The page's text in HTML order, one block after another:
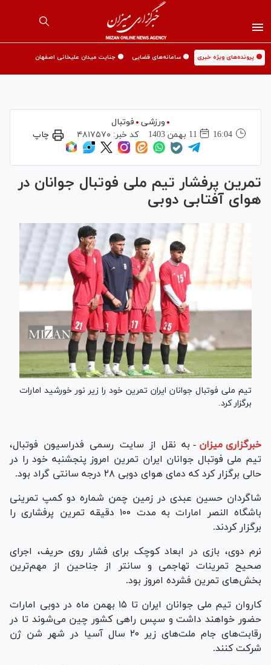
🟡 پرونده‌های ویژه خبری 🟡 سامانه‌های قضایی 🟡 جنایت میدان علیخانی اصفهان
ورزشی
فوتبال
16:04
11 بهمن 1403 کد خبر: ۴۸۱۷۵۷۰ چاپ
تمرین پرفشار تیم ملی فوتبال جوانان در
هوای آفتابی دوبی
تیم ملی فوتبال جوانان ایران تمرین خود را زیر نور خورشید امارات
برگزار کرد.
خبرگزاری میزان - به نقل از سایت رسمی فدراسیون فوتبال،
تیم ملی فوتبال جوانان ایران تمرین امروز پنجشنبه خود را در
حالی برگزار کرد که دمای هوای دوبی ۲۸ درجه سانتی گراد بود.
شاگردان حسین عبدی در زمین چمن شماره دو کمپ تمرینی
باشگاه النصر امارات به مدت ۱۰۰ دقیقه تمرین پرفشاری را
برگزار کردند.
نرم دوی، بازی در ابعاد کوچک برای فشار روی حریف، اجرای
صحیح تمرینات تهاجمی و سانتر از جناحین از مهم‌ترین
بخش‌های تمرین فشرده امروز بود.
کاروان تیم ملی جوانان ایران تا ۱۵ بهمن ماه در دوبی امارات
حضور خواهند داشت و سپس راهی کشور چین می‌شوند تا در
رقابت‌های جام ملت‌های زیر ۲۰ سال آسیا در شهر شن ژن
شرکت کنند.